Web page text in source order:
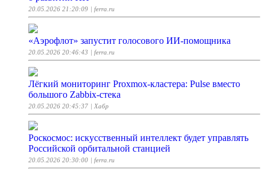
20.05.2026 21:20:09 | ferra.ru
«Аэрофлот» запустит голосового ИИ-помощника
20.05.2026 20:46:43 | ferra.ru
Лёгкий мониторинг Proxmox-кластера: Pulse вместо
большого Zabbix-стека
20.05.2026 20:45:37 | Хабр
Роскосмос: искусственный интеллект будет управлять
Российской орбитальной станцией
20.05.2026 20:30:00 | ferra.ru